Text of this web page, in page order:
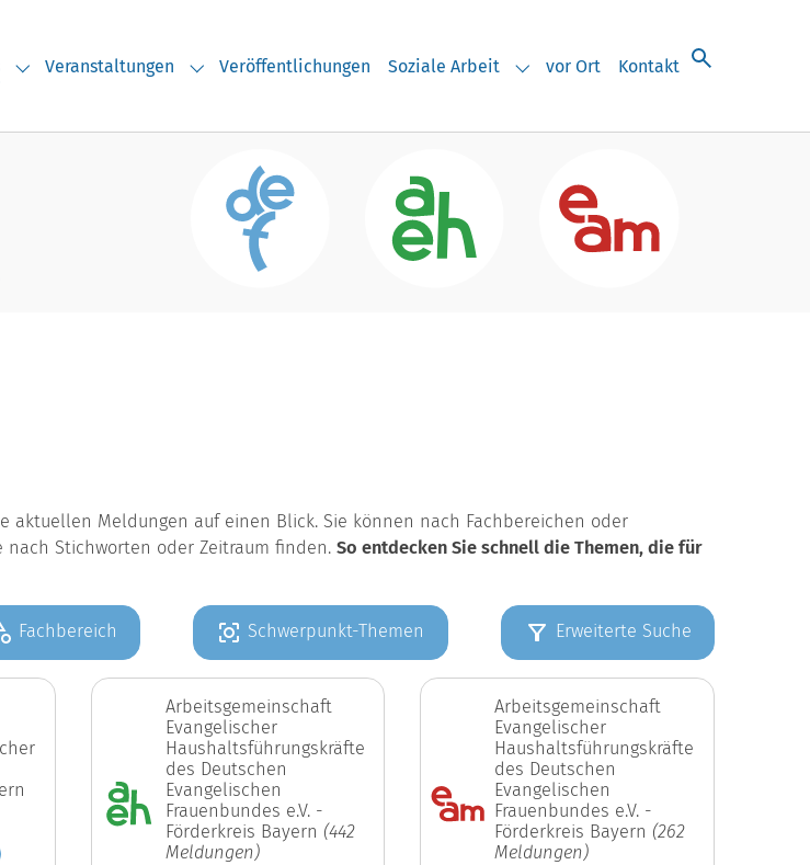
"Über uns"
Submenu for "Aktuelles"
Veranstaltungen
Submenu for "Veranstaltungen"
Veröffentlichungen Soziale Arbeit
Submenu for "Soziale Arbeit"
vor Ort Kontakt
Meldungen auf einen Blick. Sie können nach Fachbereichen oder
nach Stichworten oder Zeitraum finden.So entdecken Sie schnell die Themen, die für
Fachbereich Schwerpunkt-Themen Erweiterte Suche
Arbeitsgemeinschaft
Evangelischer
Haushaltsführungskräfte
des Deutschen
Evangelischen
Frauenbundes e.V. -
Förderkreis Bayern (442
Meldungen)
Arbeitsgemeinschaft
Evangelischer
Haushaltsführungskräfte
des Deutschen
Evangelischen
Frauenbundes e.V. -
Förderkreis Bayern (262
Meldungen)